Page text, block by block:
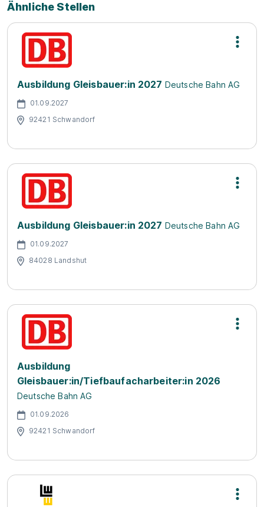
Ähnliche Stellen
Ausbildung Gleisbauer:in 2027 Deutsche Bahn AG
01.09.2027
92421 Schwandorf
Ausbildung Gleisbauer:in 2027 Deutsche Bahn AG
01.09.2027
84028 Landshut
Ausbildung
Gleisbauer:in/Tiefbaufacharbeiter:in 2026
Deutsche Bahn AG
01.09.2026
92421 Schwandorf